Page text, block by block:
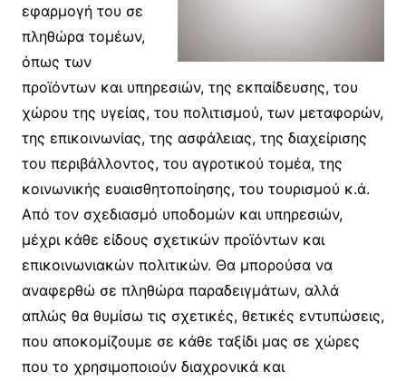
εφαρμογή του σε
πληθώρα τομέων,
όπως των
προϊόντων και υπηρεσιών, της εκπαίδευσης, του
χώρου της υγείας, του πολιτισμού, των μεταφορών,
της επικοινωνίας, της ασφάλειας, της διαχείρισης
του περιβάλλοντος, του αγροτικού τομέα, της
κοινωνικής ευαισθητοποίησης, του τουρισμού κ.ά.
Από τον σχεδιασμό υποδομών και υπηρεσιών,
μέχρι κάθε είδους σχετικών προϊόντων και
επικοινωνιακών πολιτικών. Θα μπορούσα να
αναφερθώ σε πληθώρα παραδειγμάτων, αλλά
απλώς θα θυμίσω τις σχετικές, θετικές εντυπώσεις,
που αποκομίζουμε σε κάθε ταξίδι μας σε χώρες
που το χρησιμοποιούν διαχρονικά και